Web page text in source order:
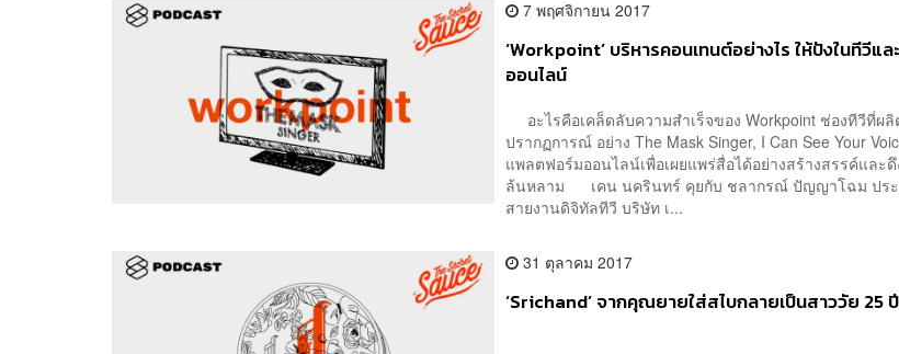
7 พฤศจิกายน 2017
‘Workpoint’ บริหารคอนเทนต์อย่างไร ให้ปังในทีวีแล
ออนไลน์
อะไรคือเคล็ดลับความสำเร็จของ Workpoint ช่องทีวีที่ผลิ
ปรากฏการณ์ อย่าง The Mask Singer, I Can See Your
แพลตฟอร์มออนไลน์เพื่อเผยแพร่สื่อได้อย่างสร้างสรรค์และ
ล้นหลาม เคน นครินทร์ คุยกับ ชลากรณ์ ปัญญาโฉม ประ
สายงานดิจิทัลทีวี บริษัท เ...
31 ตุลาคม 2017
‘Srichand’ จากคุณยายใส่สไบกลายเป็นสาววัย 25